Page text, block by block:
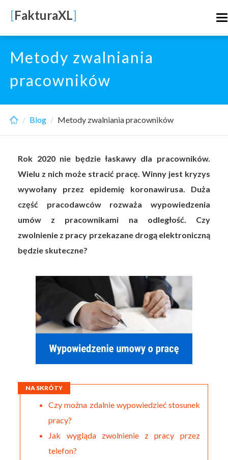
main
content
[FakturaXL]
Metody zwalniania
pracowników
Blog Metody zwalniania pracowników
Rok 2020 nie będzie łaskawy dla pracowników.
Wielu z nich może stracić pracę. Winny jest kryzys
wywołany przez epidemię koronawirusa. Duża
część pracodawców rozważa wypowiedzenia
umów z pracownikami na odległość. Czy
zwolnienie z pracy przekazane drogą elektroniczną
będzie skuteczne?
NA SKRÓTY
Czy można zdalnie wypowiedzieć stosunek
pracy?
Jak wygląda zwolnienie z pracy przez
telefon?